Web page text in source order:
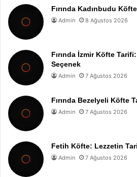
Fırında Kadınbudu
Admin 8 Ağustos 2026
Fırında İzmir Köfte
Seçenek
Admin 7 Ağustos 2026
Fırında Bezelyeli Köfte
Admin 7 Ağustos 2026
Fetih Köfte: Lezzetin
Admin 7 Ağustos 2026